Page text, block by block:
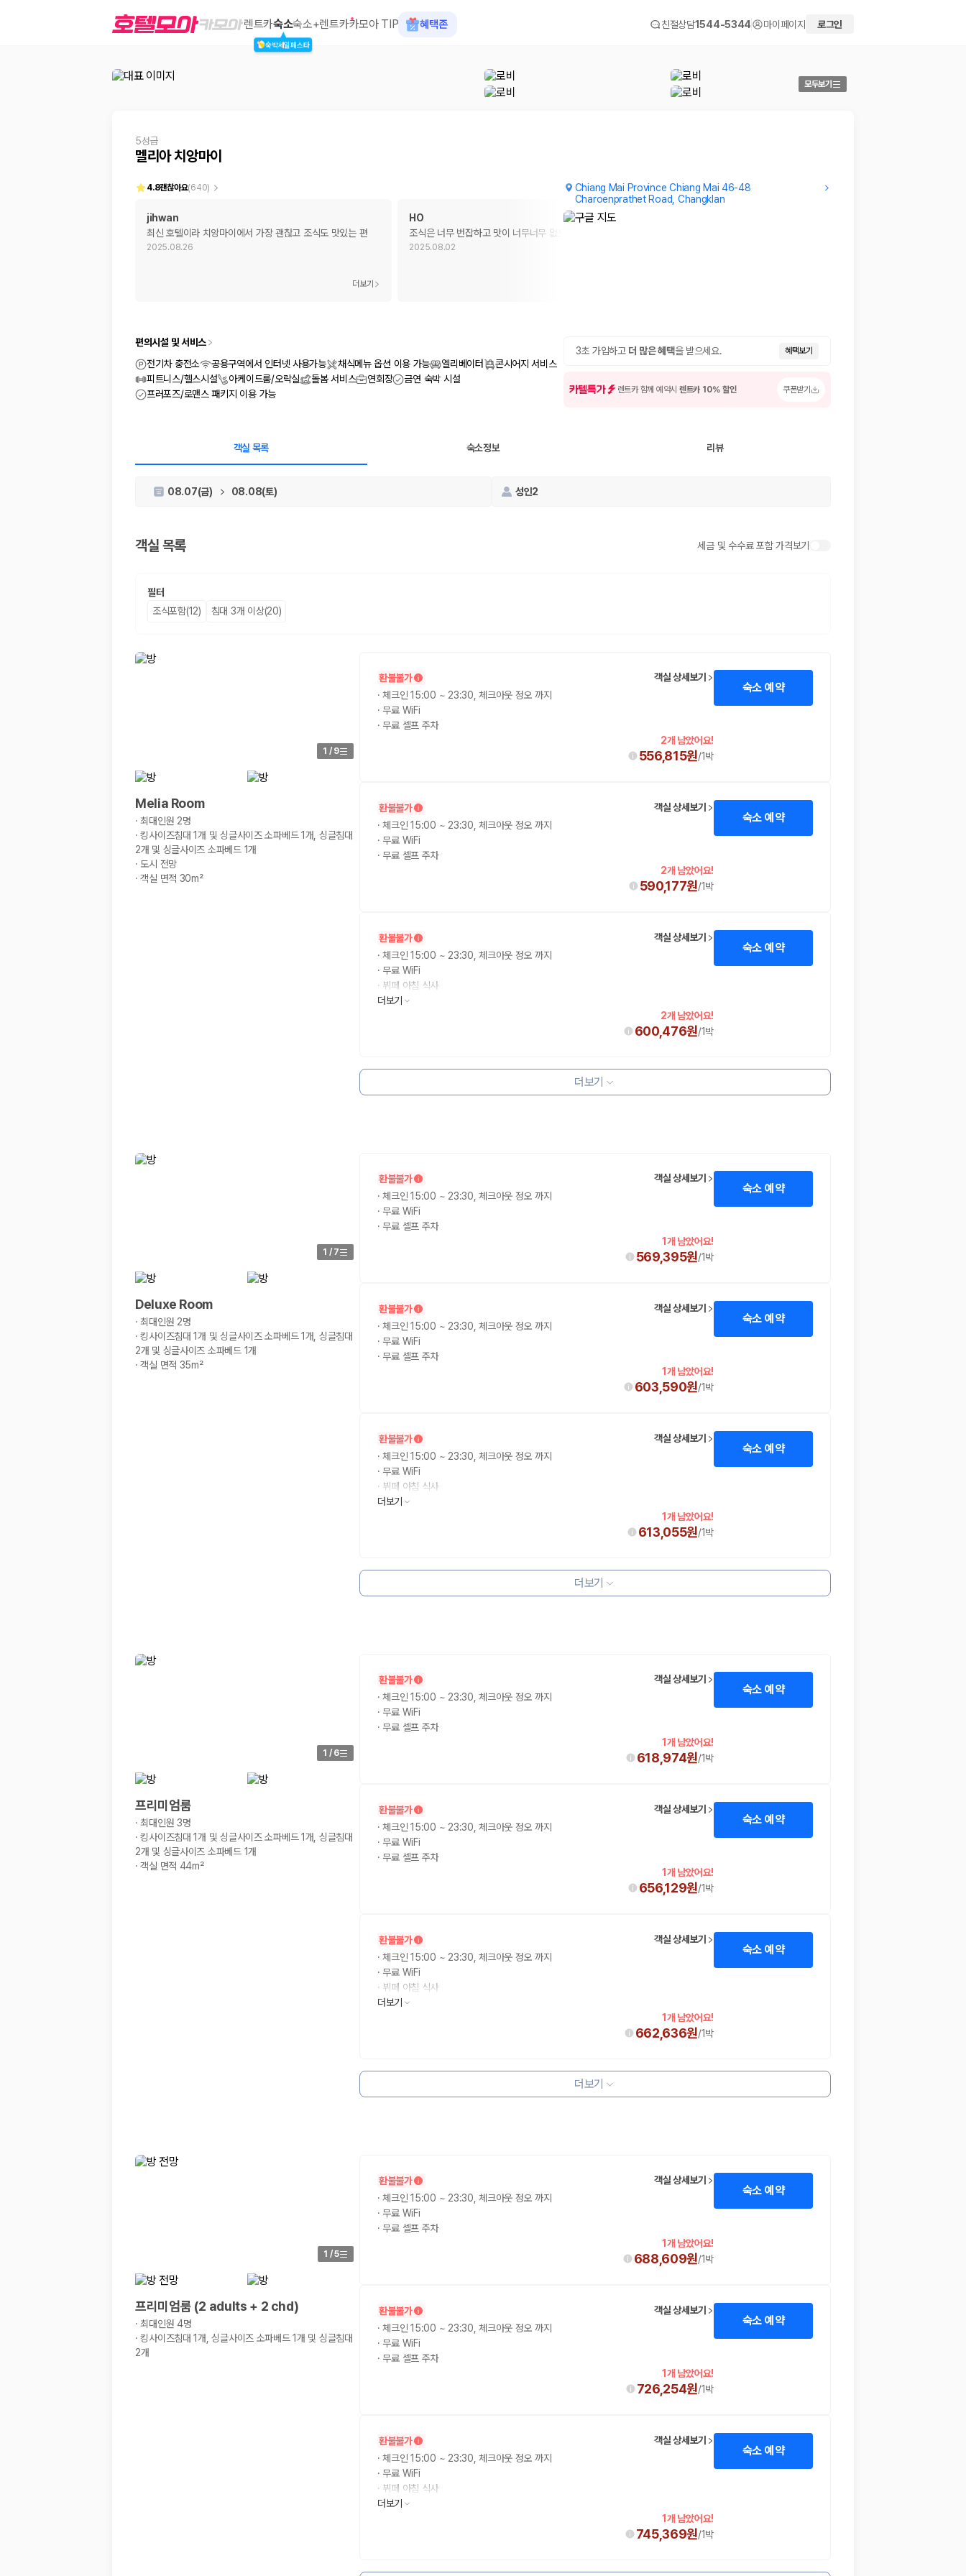
멜리아 치앙마이
제주렌트카 가격비교는 카모아에서 한 번에
일반자차, 완전자차, 슈퍼자차의 면책금과 보상 한도를 비교합니다.
제주공항 인수 조건 비교:셔틀 이동, 인수 위치, 반납 편의성을 함께 확인합니다.
비교 후 원하는 차량을 바로 예약할 수 있습니다.
제주렌트카 실시간 가격비교 바로가기
1. 단순 최저가가 아니라 실제 결제 조건을 비교하세요
제주렌트카 최저가는 차량 기본요금만으로 판단하기 어렵습니다. 보험 포함 여부, 면책금, 보상 한도, 옵션 비용, 취소 수수료를 함께 확인해야 실제로 저렴한 차량을 고를 수 있습니다.
완전자차와 슈퍼자차는 업체별 보장 범위가 다를 수 있습니다. 카모아에서는 제주 렌트카 가격과 함께 보험 조건을 비교해 여행 스타일에 맞는 보장 수준을 선택할 수 있습니다.
제주 렌트카는 차량 인수 위치와 셔틀 편의성에 따라 실제 이용 만족도가 달라집니다. 공항에서 렌트카 사무실까지의 이동 조건을 가격과 함께 비교하는 것이 좋습니다.
혼자 또는 2인 여행에 적합하며 제주 렌트카 최저가를 찾는 사용자가 가장 먼저 비교하는 차종입니다.
가족 여행, 짐이 많은 여행, 장거리 이동에 적합하며 보험 조건과 차량 연식을 함께 비교하는 것이 좋습니다.
단체 여행이나 4인 이상 가족 여행에 적합하며 인원수, 짐 공간, 보험 조건을 함께 확인해야 합니다.
제주렌트카 보험까지 비교해야 진짜 가격비교입니다
동일한 차량이라도 보험 조건에 따라 실제 부담 금액이 달라질 수 있습니다. 카모아는 제주 렌트카 가격뿐 아니라 일반자차, 완전자차, 슈퍼자차 조건을 함께 확인할 수 있도록 돕습니다.
사고 발생 시 일정 금액의 면책금이 발생할 수 있습니다.
보상 한도 내에서 면책금 부담이 줄어드는 보험 조건입니다.
더 높은 보장 조건을 원하는 사용자에게 적합합니다.
카모아는 제주렌트카부터 국내·해외 렌트카까지 비교할 수 있는 렌트카 가격비교 플랫폼입니다.
Q. 제주공항 근처 렌트카도 비교할 수 있나요?
렌트카숙소
숙박세일페스타
숙소+렌트카카모아 TIP 혜택존 친절상담1544-5344 마이페이지 로그인
모두보기
5성급
멜리아 치앙마이
Chiang Mai Province Chiang Mai 46-48
Charoenprathet Road, Changklan
4.8괜찮아요(640)
jihwan
최신 호텔이라 치앙마이에서 가장 괜찮고 조식도 맛있는 편
2025.08.26
더보기
HO
조식은 너무 번잡하고 맛이 너무너무 없으며, 식재료 수준도
2025.08.02
3초 가입하고 더 많은 혜택을 받으세요. 혜택보기
카텔특가 렌트카 함께 예약시 렌트카 10% 할인 쿠폰받기
편의시설 및 서비스
전기차 충전소
공용구역에서 인터넷 사용가능 채식메뉴 옵션 이용 가능 엘리베이터
콘시어지 서비스
피트니스/헬스시설
아케이드룸/오락실 돌봄 서비스 연회장
금연 숙박 시설
프러포즈/로맨스 패키지 이용 가능
객실 목록 숙소정보 리뷰
08.07(금) 08.08(토) 성인2
객실 목록 세금 및 수수료 포함 가격보기
필터
조식포함(12)
침대 3개 이상(20)
1 / 9
Melia Room
·최대인원 2명
·킹사이즈침대 1개 및 싱글사이즈 소파베드 1개, 싱글침대
2개 및 싱글사이즈 소파베드 1개
· 도시 전망
·객실 면적 30m²
환불불가
객실 상세보기
·체크인 15:00 ~ 23:30, 체크아웃 정오 까지
· 무료 WiFi
· 무료 셀프 주차
2개 남았어요!
556,815원/1박
숙소 예약
환불불가
객실 상세보기
·체크인 15:00 ~ 23:30, 체크아웃 정오 까지
· 무료 WiFi
· 무료 셀프 주차
2개 남았어요!
590,177원/1박
숙소 예약
환불불가
객실 상세보기
·체크인 15:00 ~ 23:30, 체크아웃 정오 까지
· 무료 WiFi
· 뷔페 아침 식사
·무료 셀프 주차
더보기
2개 남았어요!
600,476원/1박
숙소 예약
더보기
1 / 7
Deluxe Room
·최대인원 2명
·킹사이즈침대 1개 및 싱글사이즈 소파베드 1개, 싱글침대
2개 및 싱글사이즈 소파베드 1개
·객실 면적 35m²
환불불가
객실 상세보기
·체크인 15:00 ~ 23:30, 체크아웃 정오 까지
· 무료 WiFi
· 무료 셀프 주차
1개 남았어요!
569,395원/1박
숙소 예약
환불불가
객실 상세보기
·체크인 15:00 ~ 23:30, 체크아웃 정오 까지
· 무료 WiFi
· 무료 셀프 주차
1개 남았어요!
603,590원/1박
숙소 예약
환불불가
객실 상세보기
·체크인 15:00 ~ 23:30, 체크아웃 정오 까지
· 무료 WiFi
· 뷔페 아침 식사
·무료 셀프 주차
더보기
1개 남았어요!
613,055원/1박
숙소 예약
더보기
1 / 6
프리미엄룸
·최대인원 3명
·킹사이즈침대 1개 및 싱글사이즈 소파베드 1개, 싱글침대
2개 및 싱글사이즈 소파베드 1개
·객실 면적 44m²
환불불가
객실 상세보기
·체크인 15:00 ~ 23:30, 체크아웃 정오 까지
· 무료 WiFi
· 무료 셀프 주차
1개 남았어요!
618,974원/1박
숙소 예약
환불불가
객실 상세보기
·체크인 15:00 ~ 23:30, 체크아웃 정오 까지
· 무료 WiFi
· 무료 셀프 주차
1개 남았어요!
656,129원/1박
숙소 예약
환불불가
객실 상세보기
·체크인 15:00 ~ 23:30, 체크아웃 정오 까지
· 무료 WiFi
· 뷔페 아침 식사
·무료 셀프 주차
더보기
1개 남았어요!
662,636원/1박
숙소 예약
더보기
1 /5
프리미엄룸 (2 adults + 2 chd)
·최대인원 4명
·킹사이즈침대 1개, 싱글사이즈 소파베드 1개 및 싱글침대
2개
환불불가
객실 상세보기
·체크인 15:00 ~ 23:30, 체크아웃 정오 까지
· 무료 WiFi
· 무료 셀프 주차
1개 남았어요!
688,609원/1박
숙소 예약
환불불가
객실 상세보기
·체크인 15:00 ~ 23:30, 체크아웃 정오 까지
· 무료 WiFi
· 무료 셀프 주차
1개 남았어요!
726,254원/1박
숙소 예약
환불불가
객실 상세보기
·체크인 15:00 ~ 23:30, 체크아웃 정오 까지
· 무료 WiFi
· 뷔페 아침 식사
·무료 셀프 주차
더보기
1개 남았어요!
745,369원/1박
숙소 예약